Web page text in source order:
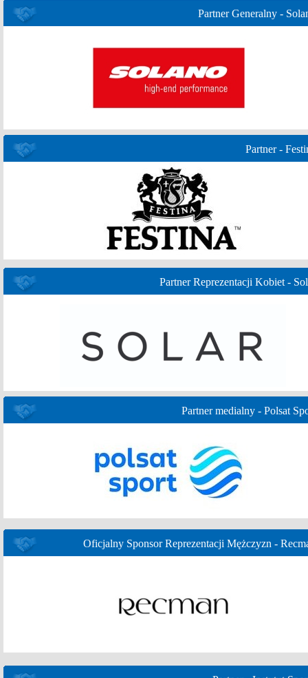
Partner Generalny -
Partner -
Partner Reprezentacji Kobiet -
Partner medialny - Polsat
Oficjalny Sponsor Reprezentacji Mężczyzn -